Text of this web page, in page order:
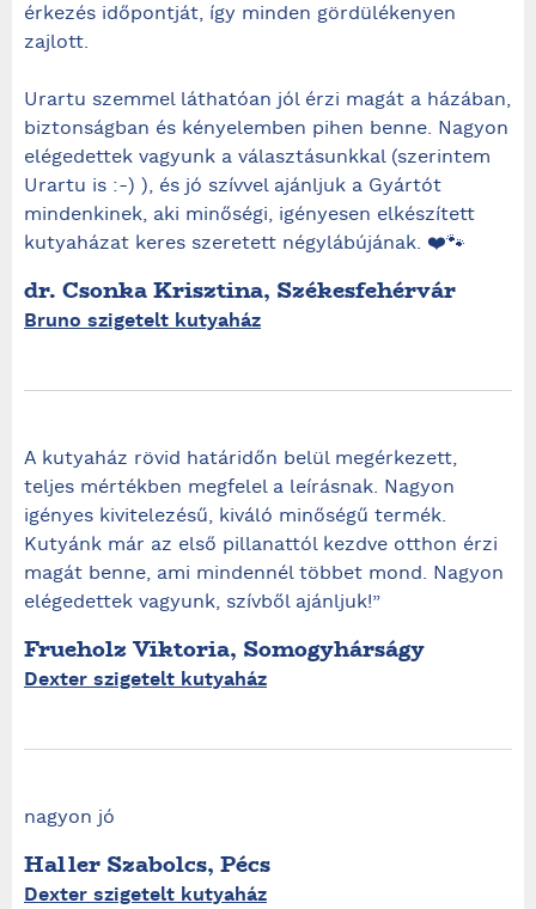
érkezés időpontját, így minden gördülékenyen
zajlott.
Urartu szemmel láthatóan jól érzi magát a házában,
biztonságban és kényelemben pihen benne. Nagyon
elégedettek vagyunk a választásunkkal (szerintem
Urartu is :-) ), és jó szívvel ajánljuk a Gyártót
mindenkinek, aki minőségi, igényesen elkészített
kutyaházat keres szeretett négylábújának. ❤️🐾
dr. Csonka Krisztina, Székesfehérvár
Bruno szigetelt kutyaház
A kutyaház rövid határidőn belül megérkezett,
teljes mértékben megfelel a leírásnak. Nagyon
igényes kivitelezésű, kiváló minőségű termék.
Kutyánk már az első pillanattól kezdve otthon érzi
magát benne, ami mindennél többet mond. Nagyon
elégedettek vagyunk, szívből ajánljuk!”
Frueholz Viktoria, Somogyhárságy
Dexter szigetelt kutyaház
nagyon jó
Haller Szabolcs, Pécs
Dexter szigetelt kutyaház